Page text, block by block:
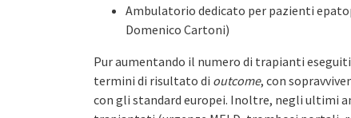
Ambulatorio dedicato per pazienti
Domenico Cartoni)
Pur aumentando il numero di trapianti
termini di risultato di outcome, con
con gli standard europei. Inoltre, negli ultimi